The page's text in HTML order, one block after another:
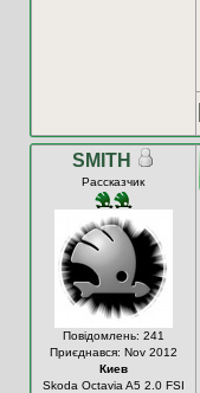
SMITH
Рассказчик
Повідомлень: 241
Приєднався: Nov 2012
Киев
Skoda Octavia A5 2.0 FSI